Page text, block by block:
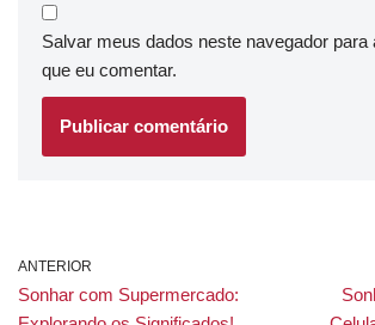
Salvar meus dados neste navegador para
que eu comentar.
ANTERIOR
Sonhar com Supermercado: